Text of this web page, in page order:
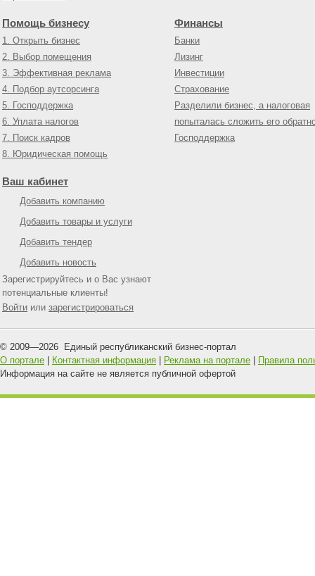
Помощь бизнесу
1. Открыть бизнес
2. Выбор помещения
3. Эффективная реклама
4. Подбор аутсорсинга
5. Господдержка
6. Уплата налогов
7. Поиск кадров
8. Юридическая помощь
Финансы
Банки
Лизинг
Инвестиции
Страхование
Разделили бизнес, а налоговая
попыталась сложить его
Господдержка
Ваш кабинет
Добавить компанию
Добавить товары и услуги
Добавить тендер
Добавить новость
Зарегистрируйтесь и о Вас узнают
потенциальные клиенты!
Войти или зарегистрироваться
© 2009—2026 Единый республиканский бизнес-портал
О портале
Контактная информация Реклама на портале
Правила
Информация на сайте не является публичной офертой